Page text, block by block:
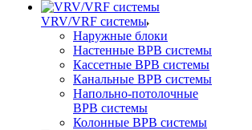
VRV/VRF системы
Наружные блоки
Настенные ВРВ системы
Кассетные ВРВ системы
Канальные ВРВ системы
Напольно-потолочные
ВРВ системы
Колонные ВРВ системы